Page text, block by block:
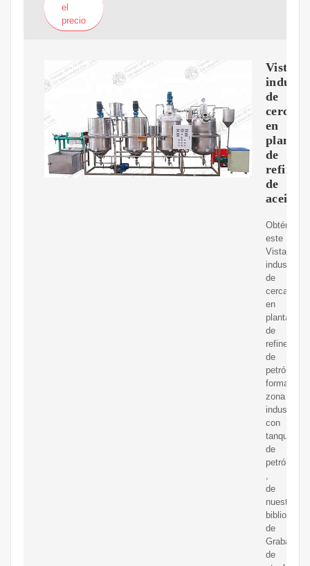
el
precio
Vista
de
cerca
en
planta
de
de
aceite
Obtén
este
Vista
industrial
de
cerca
en
planta
de
refinería
de
petróleo
forma
zona
industrial
con
tanque
de
petróleo
de
nuestra
biblioteca
de
de